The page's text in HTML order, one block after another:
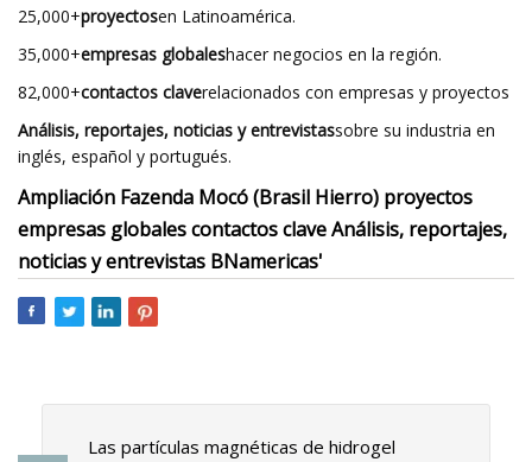
25,000+proyectosen Latinoamérica.
35,000+empresas globaleshacer negocios en la región.
82,000+contactos claverelacionados con empresas y proyectos
Análisis, reportajes, noticias y entrevistassobre su industria en
inglés, español y portugués.
Ampliación Fazenda Mocó (Brasil Hierro) proyectos
empresas globales contactos clave Análisis, reportajes,
noticias y entrevistas BNamericas'
Las partículas magnéticas de hidrogel